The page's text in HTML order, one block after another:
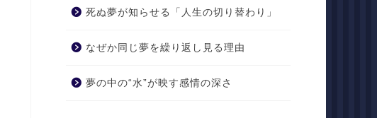
死ぬ夢が知らせる「人生の切り替わり」
なぜか同じ夢を繰り返し見る理由
夢の中の“水”が映す感情の深さ